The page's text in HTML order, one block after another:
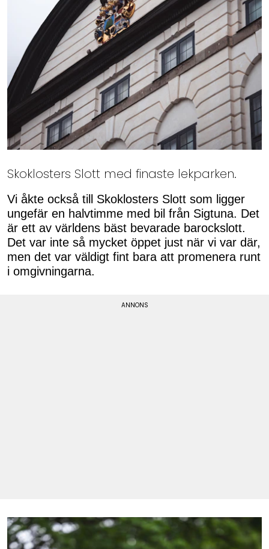
Skoklosters Slott med finaste lekparken.
Vi åkte också till Skoklosters Slott som ligger
ungefär en halvtimme med bil från Sigtuna. Det
är ett av världens bäst bevarade barockslott.
Det var inte så mycket öppet just när vi var där,
men det var väldigt fint bara att promenera runt
i omgivningarna.